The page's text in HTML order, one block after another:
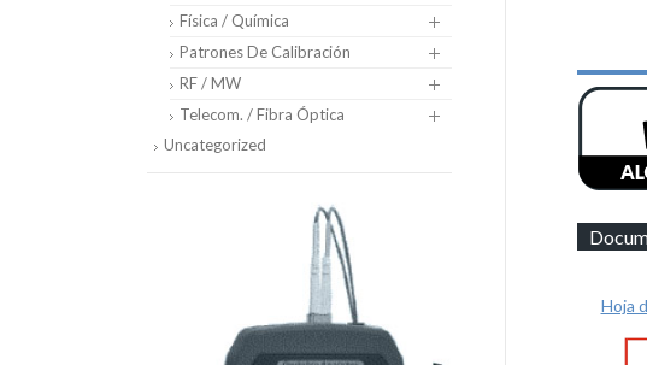
Hoja
Física / Química
Patrones De Calibración
RF / MW
Telecom. / Fibra Óptica
Uncategorized